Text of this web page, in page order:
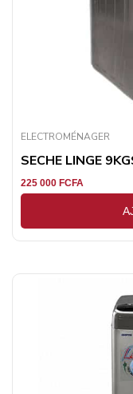
ELECTROMÉNAGER
SECHE LINGE
225 000 FCFA